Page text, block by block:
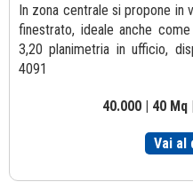
In zona centrale si propone in
finestrato, ideale anche
3,20 planimetria in ufficio,
4091
40.000 | 40
Vai al